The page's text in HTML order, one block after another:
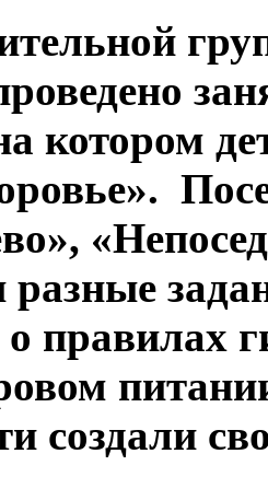
котором
правилах
создали